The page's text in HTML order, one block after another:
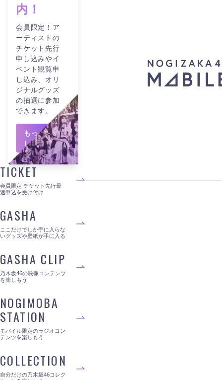
内！
会員限定！ア
ーティストの
チケット先行
申し込みやイ
ベント観覧申
し込み、オリ
ジナルグッズ
の抽選に参加
できます。
もっと詳
しくみる
TICKET
会員限定 チケット先行最
速申込を受け付け
GASHA
ここだけでしか手に入らな
いグッズや壁紙が手に入る
GASHA CLIP
乃木坂46の映像コンテンツ
を楽しもう
NOGIMOBA
STATION
モバイル限定のラジオコン
テンツを楽しもう
COLLECTION
自分だけの乃木坂46コレク